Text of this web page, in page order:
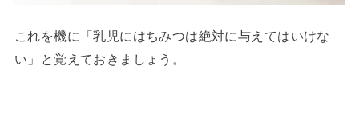
これを機に「乳児にはちみつは絶対に与えてはいけな
い」と覚えておきましょう。